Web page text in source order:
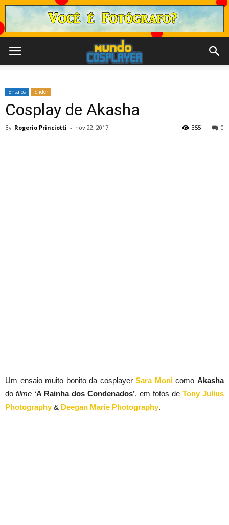
Ensaios Slider
Cosplay de Akasha
By Rogerio Princiotti - nov 22, 2017 0
355
Um ensaio muito bonito da cosplayerSara Moni comoAkasha
do filme ‘A Rainha dos Condenados’, em fotos de Tony Julius
Photography & Deegan Marie Photography.